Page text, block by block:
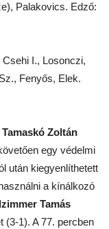
Palakovics. Edző:
I., Losonczi,
Fenyős, Elek.
Tamaskó Zoltán
egy védelmi
után kiegyenlíthetett
a kínálkozó
Tamás
(3-1). A 77. percben